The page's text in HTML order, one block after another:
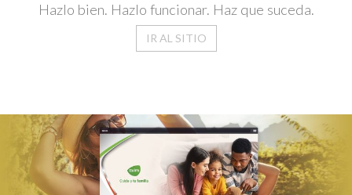
Hazlo bien. Hazlo funcionar. Haz que suceda.
IR AL SITIO